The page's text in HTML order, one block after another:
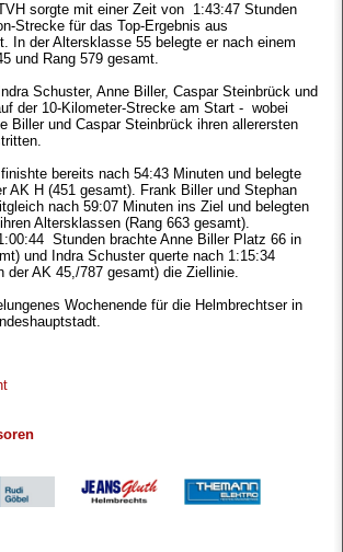
sorgte mit einer Zeit von 1:43:47 Stunden
Strecke für das Top-Ergebnis aus
In der Altersklasse 55 belegte er nach einem
und Rang 579 gesamt.
Schuster, Anne Biller, Caspar Steinbrück und
der 10-Kilometer-Strecke am Start - wobei
Biller und Caspar Steinbrück ihren allerersten
bereits nach 54:43 Minuten und belegte
AK H (451 gesamt). Frank Biller und Stephan
nach 59:07 Minuten ins Ziel und belegten
Altersklassen (Rang 663 gesamt).
Stunden brachte Anne Biller Platz 66 in
und Indra Schuster querte nach 1:15:34
der AK 45,/787 gesamt) die Ziellinie.
Wochenende für die Helmbrechtser in